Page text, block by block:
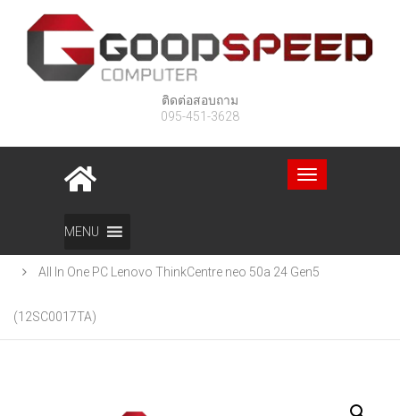
ติดต่อสอบถาม
095-451-3628
Toggle
navigation
MENU
สินค้า
All In One PC Lenovo ThinkCentre neo 50a 24 Gen5
(12SC0017TA)